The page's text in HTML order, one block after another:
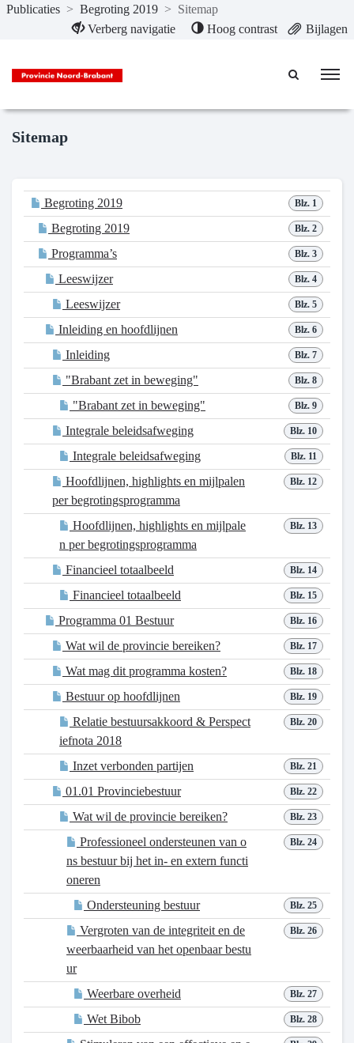
Naar hoofdinhoud
Publicaties > Begroting 2019 > Sitemap
Verberg navigatie
Hoog contrast Bijlagen
Sitemap
Blz. 1
Begroting 2019
Blz. 2
Begroting 2019
Blz. 3
Programma’s
Blz. 4
Leeswijzer
Blz. 5
Leeswijzer
Blz. 6
Inleiding en hoofdlijnen
Blz. 7
Inleiding
Blz. 8
"Brabant zet in beweging"
Blz. 9
"Brabant zet in beweging"
Blz. 10
Integrale beleidsafweging
Blz. 11
Integrale beleidsafweging
Blz. 12
Hoofdlijnen, highlights en mijlpalen
per begrotingsprogramma
Blz. 13
Hoofdlijnen, highlights en mijlpale
n per begrotingsprogramma
Blz. 14
Financieel totaalbeeld
Blz. 15
Financieel totaalbeeld
Blz. 16
Programma 01 Bestuur
Blz. 17
Wat wil de provincie bereiken?
Blz. 18
Wat mag dit programma kosten?
Blz. 19
Bestuur op hoofdlijnen
Blz. 20
Relatie bestuursakkoord & Perspect
iefnota 2018
Blz. 21
Inzet verbonden partijen
Blz. 22
01.01 Provinciebestuur
Blz. 23
Wat wil de provincie bereiken?
Blz. 24
Professioneel ondersteunen van o
ns bestuur bij het in- en extern functi
oneren
Blz. 25
Ondersteuning bestuur
Blz. 26
Vergroten van de integriteit en de
weerbaarheid van het openbaar bestu
ur
Blz. 27
Weerbare overheid
Blz. 28
Wet Bibob